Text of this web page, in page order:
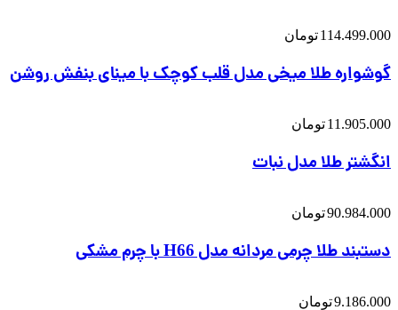
114.499.000تومان
گوشواره طلا میخی مدل قلب کوچک با مینای بنفش روشن
11.905.000تومان
انگشتر طلا مدل نبات
90.984.000تومان
دستبند طلا چرمی مردانه مدل H66 با چرم مشکی
9.186.000تومان